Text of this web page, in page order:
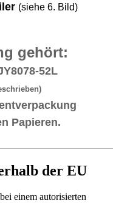
(siehe 6. Bild)
gehört:
52L
Papieren.
der EU
einem autorisierten